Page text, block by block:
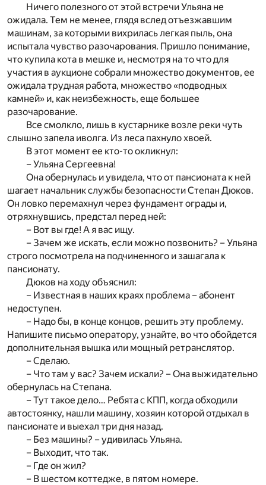
Ничего полезного от этой встречи Ульяна не
ожидала. Тем не менее, глядя вслед отъезжавшим
машинам, за которыми вихрилась легкая пыль, она
испытала чувство разочарования. Пришло понимание,
что купила кота в мешке и, несмотря на то что для
участия в аукционе собрали множество документов, ее
ожидала трудная работа, множество «подводных
камней» и, как неизбежность, еще большее
разочарование.
Все смолкло, лишь в кустарнике возле реки чуть
слышно запела иволга. Из леса пахнуло хвоей.
В этот момент ее кто-то окликнул:
– Ульяна Сергеевна!
Она обернулась и увидела, что от пансионата к ней
шагает начальник службы безопасности Степан Дюков.
Он ловко перемахнул через фундамент ограды и,
отряхнувшись, предстал перед ней:
– Вот вы где! А я вас ищу.
– Зачем же искать, если можно позвонить? – Ульяна
строго посмотрела на подчиненного и зашагала к
пансионату.
Дюков на ходу объяснил:
– Известная в наших краях проблема – абонент
недоступен.
– Надо бы, в конце концов, решить эту проблему.
Напишите письмо оператору, узнайте, во что обойдется
дополнительная вышка или мощный ретранслятор.
– Сделаю.
– Что там у вас? Зачем искали? – Она выжидательно
обернулась на Степана.
– Тут такое дело… Ребята с КПП, когда обходили
автостоянку, нашли машину, хозяин которой отдыхал в
пансионате и выехал три дня назад.
– Без машины? – удивилась Ульяна.
– Выходит, что так.
– Где он жил?
– В шестом коттедже, в пятом номере.